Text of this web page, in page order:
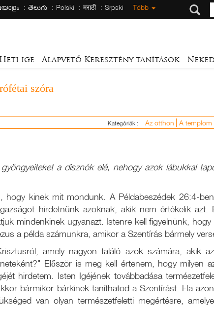
తెలుగు Polski मराठी Srpski Több
Heti ige Alapvető Keresztény tanítások Neked
szóra
Kategóriák : Az otthon A templom
a disznók elé, nehogy azok lábukkal
kinek mit mondunk. A Példabeszédek 26:4-
hirdetnünk azoknak, akik nem értékelik azt.
mindenkinek ugyanazt. Istenre kell figyelnünk, hogy
a példa számunkra, amikor a Szentírás bármely
amely nagyon találó azok számára, akik
Először is meg kell értenem, hogy milyen
hirdetem. Isten Igéjének továbbadása
bármikor bárkinek taníthatod a Szentírást. Ha
van olyan természetfeletti megértésre,